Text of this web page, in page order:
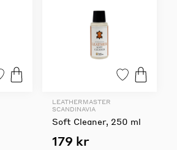
LEATHERMASTER
SCANDINAVIA
Soft Cleaner, 250 ml
179 kr